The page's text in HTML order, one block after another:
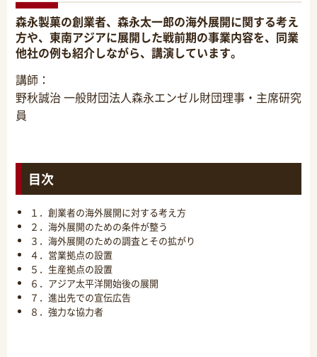
森永製菓の創業者、森永太一郎の海外展開に関する考え
方や、東南アジアに展開した戦前期の事業内容を、同業
他社の例も紹介しながら、講演しています。
講師：
野秋誠治 一般財団法人森永エンゼル財団理事・主席研究
員
目次
１．創業者の海外展開に対する考え方
２．海外展開のための条件が整う
３．海外展開のための調査とその拡がり
４．営業拠点の設置
５．生産拠点の設置
６．アジア太平洋開始後の展開
７．進出先での宣伝広告
８．強力な協力者